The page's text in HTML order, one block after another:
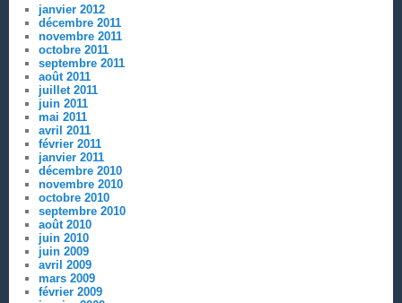
janvier 2012
décembre 2011
novembre 2011
octobre 2011
septembre 2011
août 2011
juillet 2011
juin 2011
mai 2011
avril 2011
février 2011
janvier 2011
décembre 2010
novembre 2010
octobre 2010
septembre 2010
août 2010
juin 2010
juin 2009
avril 2009
mars 2009
février 2009